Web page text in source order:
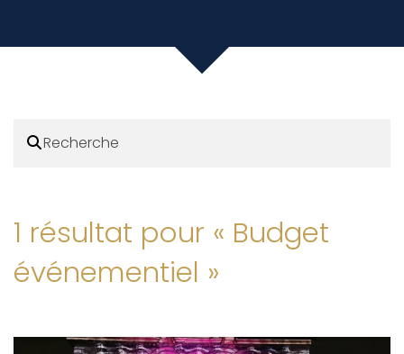
1 résultat pour « Budget
événementiel »